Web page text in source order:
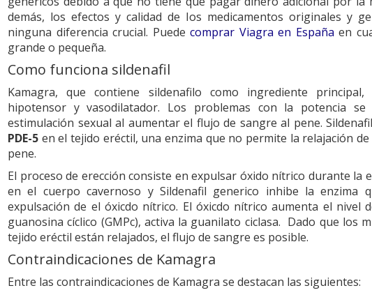
demás, los efectos y calidad de los medicamentos originales y
ninguna diferencia crucial. Puedecomprar Viagra en España en
grande o pequeña.
Como funciona sildenafil
Kamagra, que contiene sildenafilo como ingrediente
hipotensor y vasodilatador. Los problemas con la potencia
estimulación sexual al aumentar el flujo de sangre al pene.
PDE-5 en el tejido eréctil, una enzima que no permite la relajación de
pene.
El proceso de erección consiste en expulsar óxido nítrico durante la
en el cuerpo cavernoso y Sildenafil generico inhibe la enzima
expulsación de el óxicdo nítrico. El óxicdo nítrico aumenta el nivel
guanosina cíclico (GMPc), activa la guanilato ciclasa. Dado que los
tejido eréctil están relajados, el flujo de sangre es posible.
Contraindicaciones de Kamagra
Entre las contraindicaciones de Kamagra se destacan las siguientes: